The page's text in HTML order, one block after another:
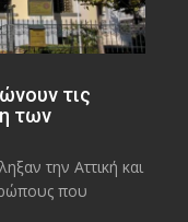
τις
των
την Αττική και
που